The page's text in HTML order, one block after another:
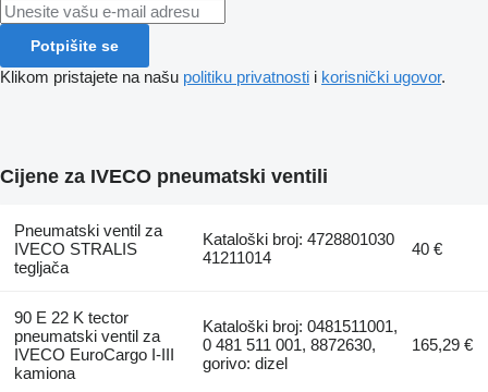
Potpišite se
Klikom pristajete na našu politiku privatnosti i korisnički ugovor.
Cijene za IVECO pneumatski ventili
Pneumatski ventil za
IVECO STRALIS
tegljača
Kataloški broj: 4728801030
41211014
40 €
90 E 22 K tector
pneumatski ventil za
IVECO EuroCargo I-III
kamiona
Kataloški broj: 0481511001,
0 481 511 001, 8872630,
gorivo: dizel
165,29 €